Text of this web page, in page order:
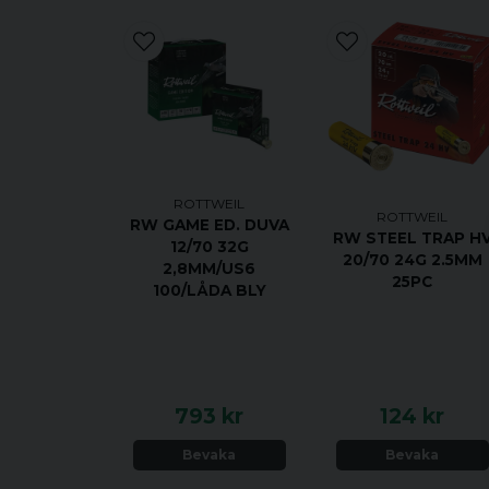
ROTTWEIL
RW GAME ED. DUVA
12/70 32G
2,8MM/US6
100/LÅDA BLY
793 kr
Bevaka
ROTTWEIL
RW STEEL TRAP
20/70 24G 2.5MM
25PC
124 kr
Bevaka